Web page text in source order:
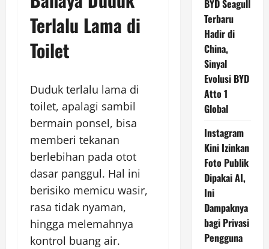
Terlalu Lama di
Toilet
Duduk terlalu lama di
toilet, apalagi sambil
bermain ponsel, bisa
memberi tekanan
berlebihan pada otot
dasar panggul. Hal ini
berisiko memicu wasir,
rasa tidak nyaman,
hingga melemahnya
kontrol buang air.
BYD Seagull
Terbaru
Hadir di
China,
Sinyal
Evolusi BYD
Atto 1
Global
Instagram
Kini Izinkan
Foto Publik
Dipakai AI,
Ini
Dampaknya
bagi Privasi
Pengguna